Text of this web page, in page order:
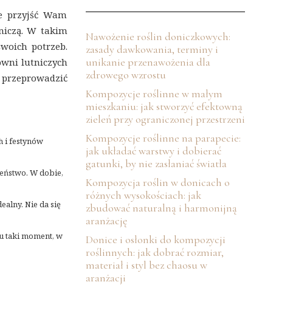
przyjść Wam
W takim
potrzeb.
lutniczych
i festynów
W dobie,
Nie da się
taki moment, w
Nawożenie roślin doniczkowych:
zasady dawkowania, terminy i
unikanie przenawożenia dla
zdrowego wzrostu
Kompozycje roślinne w małym
mieszkaniu: jak stworzyć efektowną
zieleń przy ograniczonej przestrzeni
Kompozycje roślinne na parapecie:
jak układać warstwy i dobierać
gatunki, by nie zasłaniać światła
Kompozycja roślin w donicach o
różnych wysokościach: jak
zbudować naturalną i harmonijną
aranżację
Donice i osłonki do kompozycji
roślinnych: jak dobrać rozmiar,
materiał i styl bez chaosu w
aranżacji